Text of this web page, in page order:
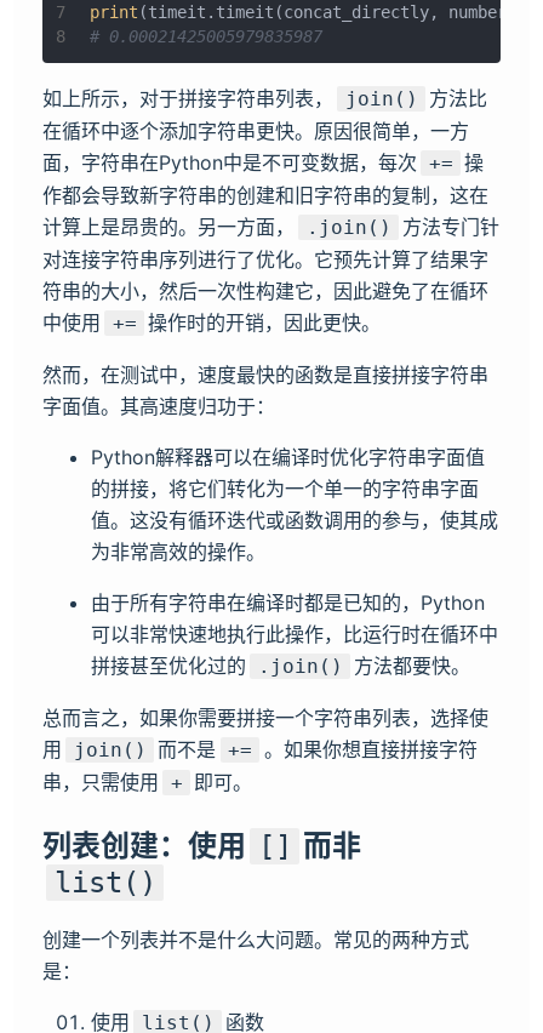
7
8
print (timeit.timeit(concat_directly, number=
# 0.00021425005979835987
如上所示，对于拼接字符串列表， join()
方法比
在循环中逐个添加字符串更快。原因很简单，一方
面，字符串在Python中是不可变数据，每次 += 操
作都会导致新字符串的创建和旧字符串的复制，这在
计算上是昂贵的。另一方面，
.join()
方法专门针
对连接字符串序列进行了优化。它预先计算了结果字
符串的大小，然后一次性构建它，因此避免了在循环
中使用 += 操作时的开销，因此更快。
然而，在测试中，速度最快的函数是直接拼接字符串
字面值。其高速度归功于：
Python解释器可以在编译时优化字符串字面值
的拼接，将它们转化为一个单一的字符串字面
值。这没有循环迭代或函数调用的参与，使其成
为非常高效的操作。
由于所有字符串在编译时都是已知的，Python
可以非常快速地执行此操作，比运行时在循环中
拼接甚至优化过的
.join() 方法都要快。
总而言之，如果你需要拼接一个字符串列表，选择使
用
join() 而不是 += 。如果你想直接拼接字符
串，只需使用 + 即可。
列表创建：使用 [] 而非
list()
创建一个列表并不是什么大问题。常见的两种方式
是：
使用 list() 函数